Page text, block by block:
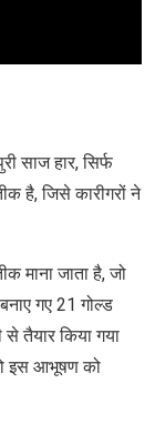
साज हार, सिर्फ
है, जिसे कारीगरों ने
माना जाता है, जो
गए 21 गोल्ड
तैयार किया गया
इस आभूषण को